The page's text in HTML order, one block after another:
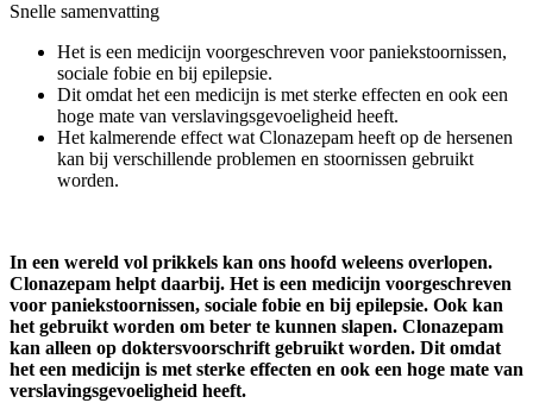
Snelle samenvatting
Het is een medicijn voorgeschreven voor paniekstoornissen,
sociale fobie en bij epilepsie.
Dit omdat het een medicijn is met sterke effecten en ook een
hoge mate van verslavingsgevoeligheid heeft.
Het kalmerende effect wat Clonazepam heeft op de hersenen
kan bij verschillende problemen en stoornissen gebruikt
worden.
In een wereld vol prikkels kan ons hoofd weleens overlopen.
Clonazepam helpt daarbij. Het is een medicijn voorgeschreven
voor paniekstoornissen, sociale fobie en bij epilepsie. Ook kan
het gebruikt worden om beter te kunnen slapen. Clonazepam
kan alleen op doktersvoorschrift gebruikt worden. Dit omdat
het een medicijn is met sterke effecten en ook een hoge mate van
verslavingsgevoeligheid heeft.